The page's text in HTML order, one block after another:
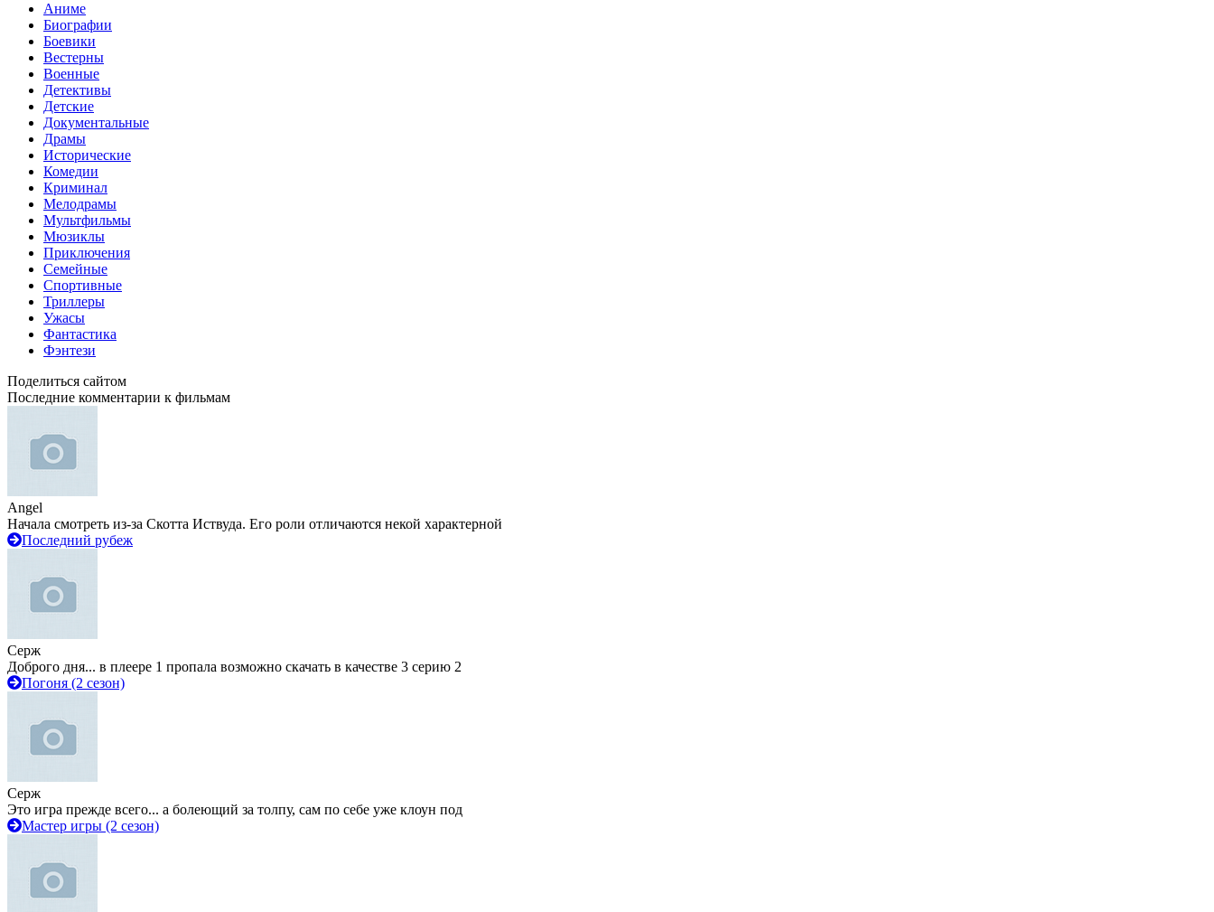
Аниме
Биографии
Боевики
Вестерны
Военные
Детективы
Детские
Документальные
Драмы
Исторические
Комедии
Криминал
Мелодрамы
Мультфильмы
Мюзиклы
Приключения
Семейные
Спортивные
Триллеры
Ужасы
Фантастика
Фэнтези
Поделиться сайтом
Последние комментарии к фильмам
Angel
Начала смотреть из-за Скотта Иствуда. Его роли отличаются некой характерной
Последний рубеж
Серж
Доброго дня... в плеере 1 пропала возможно скачать в качестве 3 серию 2
Погоня (2 сезон)
Серж
Это игра прежде всего... а болеющий за толпу, сам по себе уже клоун под
Мастер игры (2 сезон)